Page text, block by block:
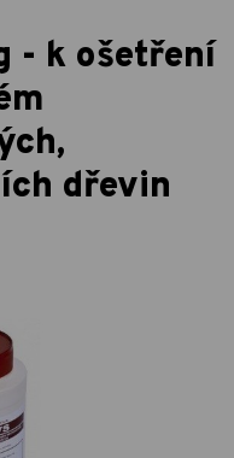
- k ošetření
dřevin